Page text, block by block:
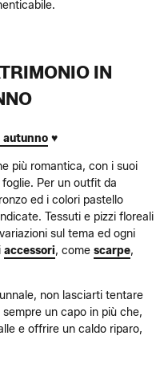
IN
autunno ♥
più romantica, con i suoi
Per un outfit da
ed i colori pastello
Tessuti e pizzi floreali
sul tema ed ogni
accessori, come scarpe,
non lasciarti tentare
un capo in più che,
e offrire un caldo riparo,